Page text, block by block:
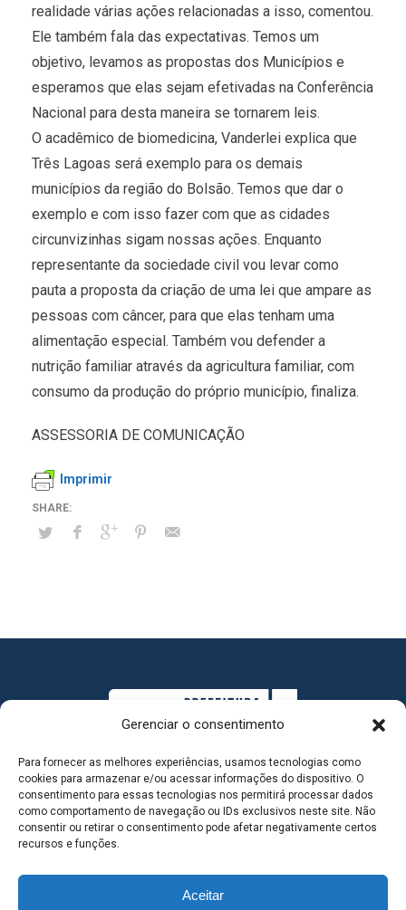
Gerenciar o consentimento
Para fornecer as melhores experiências, usamos tecnologias como
cookies para armazenar e/ou acessar informações do dispositivo. O
consentimento para essas tecnologias nos permitirá processar dados
como comportamento de navegação ou IDs exclusivos neste site. Não
consentir ou retirar o consentimento pode afetar negativamente certos
recursos e funções.
Aceitar
realidade várias ações relacionadas a isso, comentou.
Ele também fala das expectativas. Temos um
objetivo, levamos as propostas dos Municípios e
esperamos que elas sejam efetivadas na Conferência
Nacional para desta maneira se tornarem leis.
O acadêmico de biomedicina, Vanderlei explica que
Três Lagoas será exemplo para os demais
municípios da região do Bolsão. Temos que dar o
exemplo e com isso fazer com que as cidades
circunvizinhas sigam nossas ações. Enquanto
representante da sociedade civil vou levar como
pauta a proposta da criação de uma lei que ampare as
pessoas com câncer, para que elas tenham uma
alimentação especial. Também vou defender a
nutrição familiar através da agricultura familiar, com
consumo da produção do próprio município, finaliza.
ASSESSORIA DE COMUNICAÇÃO
Imprimir
MAPA DO SITE